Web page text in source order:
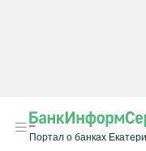
Портал о банках